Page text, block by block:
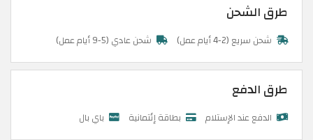
طرق الشحن
شحن سريع (2-4 أيام عمل) شحن عادي (5-9 أيام عمل)
طرق الدفع
الدفع عند الإستلام بطاقة إئتمانية باي بال